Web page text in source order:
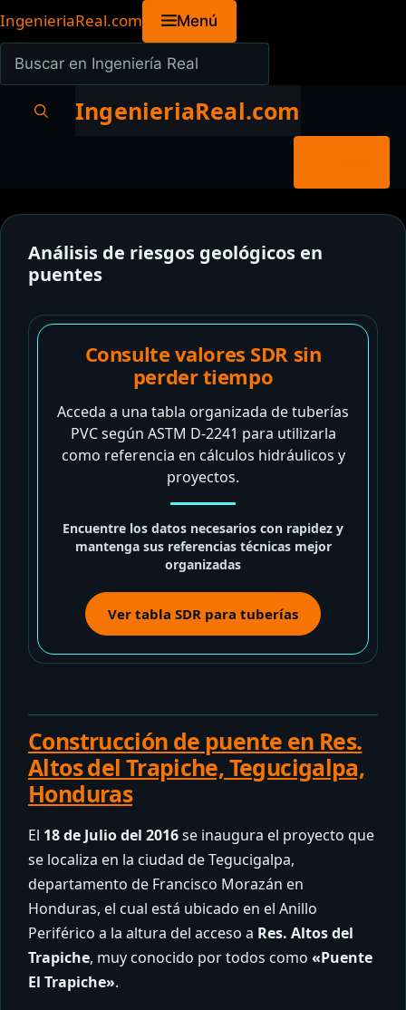
Saltar
al
contenido
IngenieriaReal.com Menú
Buscar
en
IngenieriaReal.com
Análisis de riesgos geológicos en
puentes
Consulte valores SDR sin
perder tiempo
Acceda a una tabla organizada de tuberías
PVC según ASTM D-2241 para utilizarla
como referencia en cálculos hidráulicos y
proyectos.
Encuentre los datos necesarios con rapidez y
mantenga sus referencias técnicas mejor
organizadas
Ver tabla SDR para tuberías
Construcción de puente en Res.
Altos del Trapiche, Tegucigalpa,
Honduras
El 18 de Julio del 2016se inaugura el proyecto que
se localiza en la ciudad de Tegucigalpa,
departamento de Francisco Morazán en
Honduras, el cual está ubicado en el Anillo
Periférico a la altura del acceso a Res. Altos del
Trapiche, muy conocido por todos como «Puente
El Trapiche».